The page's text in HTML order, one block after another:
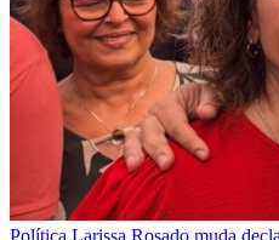
Política Larissa Rosado muda